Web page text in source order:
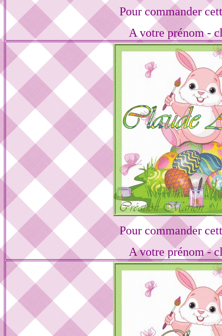
Pour commander
A votre prénom -
Pour commander
A votre prénom -